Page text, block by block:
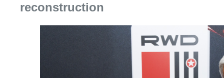
reconstruction